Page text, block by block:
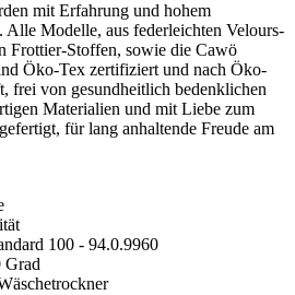
mit Erfahrung und hohem
Alle Modelle, aus federleichten Velours-
Frottier-Stoffen, sowie die Cawö
Öko-Tex zertifiziert und nach Öko-
frei von gesundheitlich bedenklichen
Materialien und mit Liebe zum
für lang anhaltende Freude am
100 - 94.0.9960
Grad